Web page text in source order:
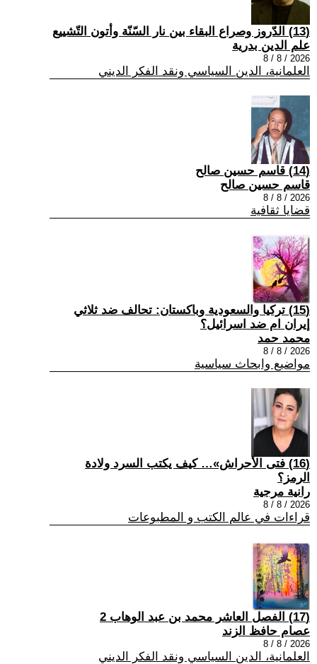
(13) الدّروز وصراع البقاء بين نار السّنّة وأتون التّشييع
علم الدين بدرية
2026 / 8 / 8
العلمانية، الدين السياسي ونقد الفكر الديني
(14) قاسم حسين صالح
قاسم حسين صالح
2026 / 8 / 8
قضايا ثقافية
(15) تركيا والسعودية وباكستان: تحالف ضد ثلاثي
إيران ام ضد اسرائيل؟
محمد حمد
2026 / 8 / 8
مواضيع وابحاث سياسية
(16) فتى الأحراش»… كيف يكتب السرد ولادة
الرمز؟
رانية مرجية
2026 / 8 / 8
قراءات في عالم الكتب و المطبوعات
(17) الفصل العاشر محمد بن عبد الوهاب 2
عصام حافظ الزند
2026 / 8 / 8
العلمانية، الدين السياسي ونقد الفكر الديني